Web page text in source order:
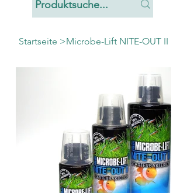
Startseite >Microbe-Lift NITE-OUT II